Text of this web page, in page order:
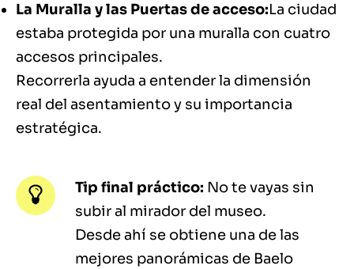
La Muralla y las Puertas de acceso:La ciudad
estaba protegida por una muralla con cuatro
accesos principales.
Recorrerla ayuda a entender la dimensión
real del asentamiento y su importancia
estratégica.
Tip final práctico: No te vayas sin
subir al mirador del museo.
Desde ahí se obtiene una de las
mejores panorámicas de Baelo